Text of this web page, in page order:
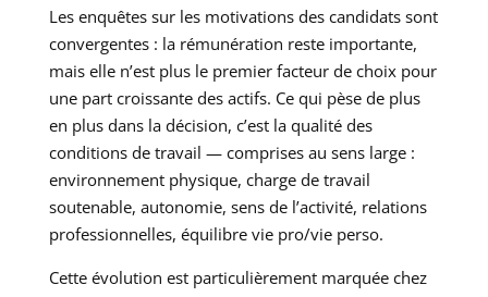
Les enquêtes sur les motivations des candidats sont
convergentes : la rémunération reste importante,
mais elle n’est plus le premier facteur de choix pour
une part croissante des actifs. Ce qui pèse de plus
en plus dans la décision, c’est la qualité des
conditions de travail — comprises au sens large :
environnement physique, charge de travail
soutenable, autonomie, sens de l’activité, relations
professionnelles, équilibre vie pro/vie perso.
Cette évolution est particulièrement marquée chez